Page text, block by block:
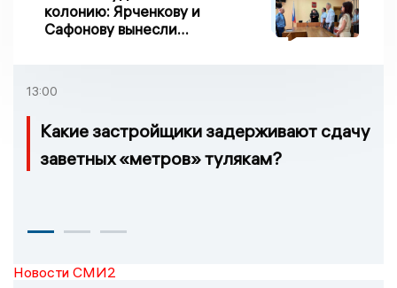
колонию: Ярченкову и
Сафонову вынесли
13:00
Какие застройщики задерживают сдачу
заветных «метров» тулякам?
Новости СМИ2